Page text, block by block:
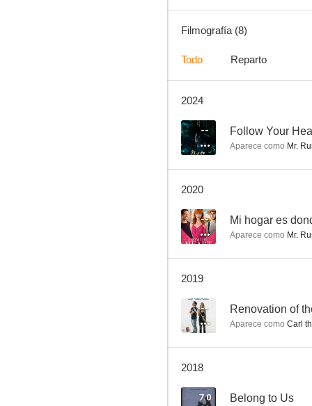
Filmografía (8)
Todo Reparto
2024
-- Follow Your
Aparece como Mr.
2020
-- Mi hogar es
Aparece como Mr.
2019
-- Renovation of
Aparece como Carl
2018
7.0 Belong to Us